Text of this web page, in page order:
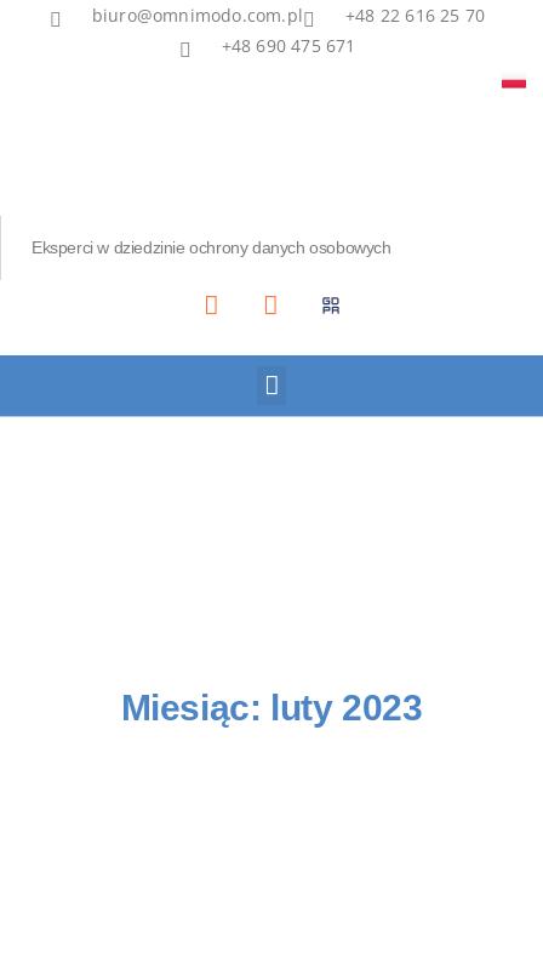
biuro@omnimodo.com.pl
+48 22 616 25 70
+48 690 475 671
Eksperci w dziedzinie ochrony danych osobowych
Miesiąc: luty 2023